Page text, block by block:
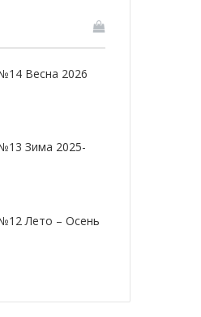
Весна 2026
Зима 2025-
Лето – Осень